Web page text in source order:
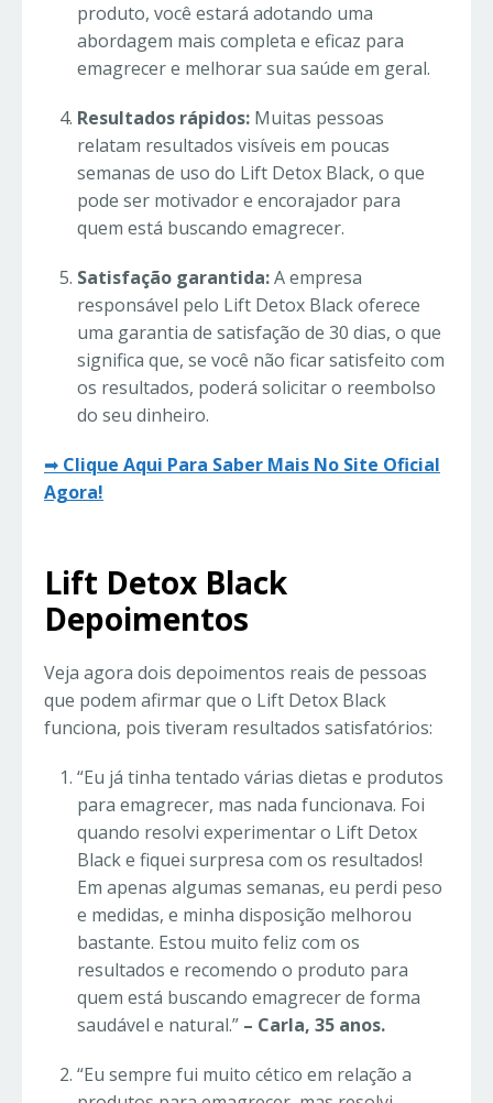
produto, você estará adotando uma
abordagem mais completa e eficaz para
emagrecer e melhorar sua saúde em geral.
Resultados rápidos: Muitas pessoas
relatam resultados visíveis em poucas
semanas de uso do Lift Detox Black, o que
pode ser motivador e encorajador para
quem está buscando emagrecer.
Satisfação garantida:A empresa
responsável pelo Lift Detox Black oferece
uma garantia de satisfação de 30 dias, o que
significa que, se você não ficar satisfeito com
os resultados, poderá solicitar o reembolso
do seu dinheiro.
➡ Clique Aqui Para Saber Mais No Site Oficial
Agora!
Lift Detox Black
Depoimentos
Veja agora dois depoimentos reais de pessoas
que podem afirmar que o Lift Detox Black
funciona, pois tiveram resultados satisfatórios:
“Eu já tinha tentado várias dietas e produtos
para emagrecer, mas nada funcionava. Foi
quando resolvi experimentar o Lift Detox
Black e fiquei surpresa com os resultados!
Em apenas algumas semanas, eu perdi peso
e medidas, e minha disposição melhorou
bastante. Estou muito feliz com os
resultados e recomendo o produto para
quem está buscando emagrecer de forma
saudável e natural.” – Carla, 35 anos.
“Eu sempre fui muito cético em relação a